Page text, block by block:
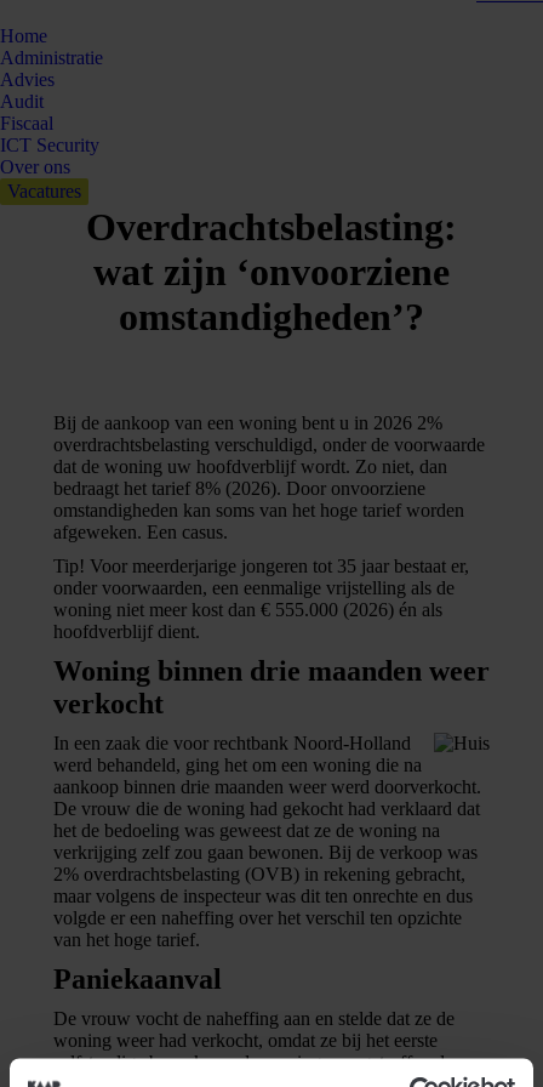
Home
Administratie
Advies
Audit
Fiscaal
ICT Security
Over ons
Vacatures
Overdrachtsbelasting:
wat zijn ‘onvoorziene
omstandigheden’?
Bij de aankoop van een woning bent u in 2026 2%
overdrachtsbelasting verschuldigd, onder de voorwaarde
dat de woning uw hoofdverblijf wordt. Zo niet, dan
bedraagt het tarief 8% (2026). Door onvoorziene
omstandigheden kan soms van het hoge tarief worden
afgeweken. Een casus.
Tip! Voor meerderjarige jongeren tot 35 jaar bestaat er,
onder voorwaarden, een eenmalige vrijstelling als de
woning niet meer kost dan € 555.000 (2026) én als
hoofdverblijf dient.
Woning binnen drie maanden weer
verkocht
In een zaak die voor rechtbank Noord-Holland
werd behandeld, ging het om een woning die na
aankoop binnen drie maanden weer werd doorverkocht.
De vrouw die de woning had gekocht had verklaard dat
het de bedoeling was geweest dat ze de woning na
verkrijging zelf zou gaan bewonen. Bij de verkoop was
2% overdrachtsbelasting (OVB) in rekening gebracht,
maar volgens de inspecteur was dit ten onrechte en dus
volgde er een naheffing over het verschil ten opzichte
van het hoge tarief.
Paniekaanval
De vrouw vocht de naheffing aan en stelde dat ze de
woning weer had verkocht, omdat ze bij het eerste
zelfstandige bezoek aan de woning was getroffen door